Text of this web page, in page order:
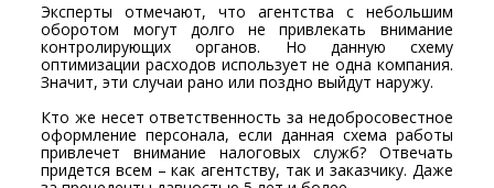
Эксперты отмечают, что агентства с небольшим
оборотом могут долго не привлекать внимание
контролирующих органов. Но данную схему
оптимизации расходов использует не одна компания.
Значит, эти случаи рано или поздно выйдут наружу.
Кто же несет ответственность за недобросовестное
оформление персонала, если данная схема работы
привлечет внимание налоговых служб? Отвечать
придется всем – как агентству, так и заказчику. Даже